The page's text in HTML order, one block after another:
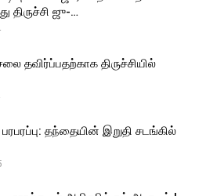
திருச்சி ஜு-…
தவிர்ப்பதற்காக திருச்சியில்
பரபரப்பு: தந்தையின் இறுதி சடங்கில்